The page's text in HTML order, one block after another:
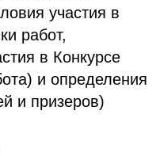
участия в
работ,
в Конкурсе
и определения
и призеров)